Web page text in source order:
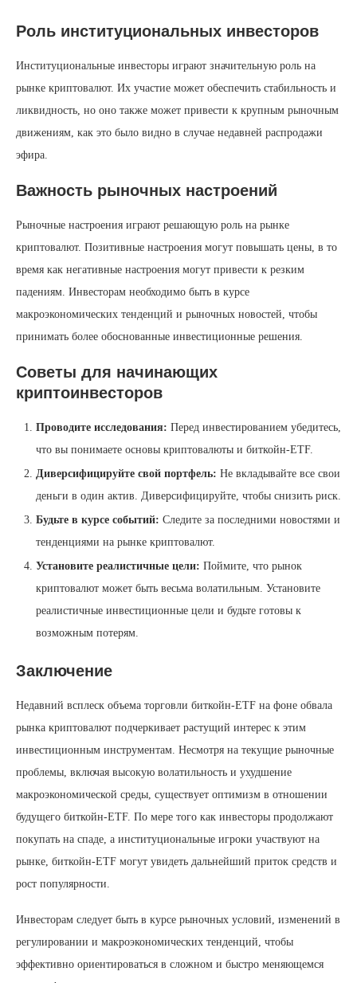
Роль институциональных инвесторов
Институциональные инвесторы играют значительную роль на
рынке криптовалют. Их участие может обеспечить стабильность и
ликвидность, но оно также может привести к крупным рыночным
движениям, как это было видно в случае недавней распродажи
эфира.
Важность рыночных настроений
Рыночные настроения играют решающую роль на рынке
криптовалют. Позитивные настроения могут повышать цены, в то
время как негативные настроения могут привести к резким
падениям. Инвесторам необходимо быть в курсе
макроэкономических тенденций и рыночных новостей, чтобы
принимать более обоснованные инвестиционные решения.
Советы для начинающих
криптоинвесторов
Проводите исследования: Перед инвестированием убедитесь,
что вы понимаете основы криптовалюты и биткойн-ETF.
Диверсифицируйте свой портфель: Не вкладывайте все свои
деньги в один актив. Диверсифицируйте, чтобы снизить риск.
Будьте в курсе событий: Следите за последними новостями и
тенденциями на рынке криптовалют.
Установите реалистичные цели: Поймите, что рынок
криптовалют может быть весьма волатильным. Установите
реалистичные инвестиционные цели и будьте готовы к
возможным потерям.
Заключение
Недавний всплеск объема торговли биткойн-ETF на фоне обвала
рынка криптовалют подчеркивает растущий интерес к этим
инвестиционным инструментам. Несмотря на текущие рыночные
проблемы, включая высокую волатильность и ухудшение
макроэкономической среды, существует оптимизм в отношении
будущего биткойн-ETF. По мере того как инвесторы продолжают
покупать на спаде, а институциональные игроки участвуют на
рынке, биткойн-ETF могут увидеть дальнейший приток средств и
рост популярности.
Инвесторам следует быть в курсе рыночных условий, изменений в
регулировании и макроэкономических тенденций, чтобы
эффективно ориентироваться в сложном и быстро меняющемся